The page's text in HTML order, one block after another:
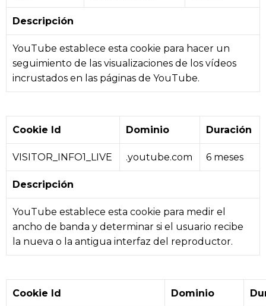
Descripción
YouTube establece esta cookie para hacer un
seguimiento de las visualizaciones de los vídeos
incrustados en las páginas de YouTube.
Cookie Id Dominio Duración
VISITOR_INFO1_LIVE .youtube.com 6 meses
Descripción
YouTube establece esta cookie para medir el
ancho de banda y determinar si el usuario recibe
la nueva o la antigua interfaz del reproductor.
Cookie Id Dominio